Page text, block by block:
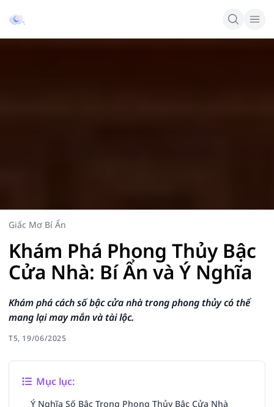
Giấc Mơ Bí Ẩn
Khám Phá Phong Thủy Bậc
Cửa Nhà: Bí Ẩn và Ý Nghĩa
Khám phá cách số bậc cửa nhà trong phong thủy có thể
mang lại may mắn và tài lộc.
T5, 19/06/2025
Mục lục:
Ý Nghĩa Số Bậc Trong Phong Thủy Bậc Cửa Nhà